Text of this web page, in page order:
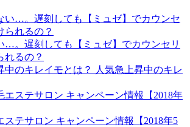
…。遅刻しても【ミュゼ】でカウンセリ
れるの？
人気急上昇中のキレ
ステサロン キャンペーン情報【2018年5